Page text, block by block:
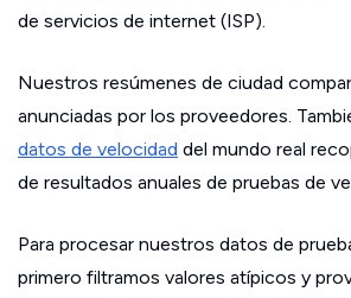
de servicios de internet (ISP).
Nuestros resúmenes de ciudad
anunciadas por los proveedores.
datos de velocidad del mundo real
de resultados anuales de pruebas de
Para procesar nuestros datos de
primero filtramos valores atípicos y